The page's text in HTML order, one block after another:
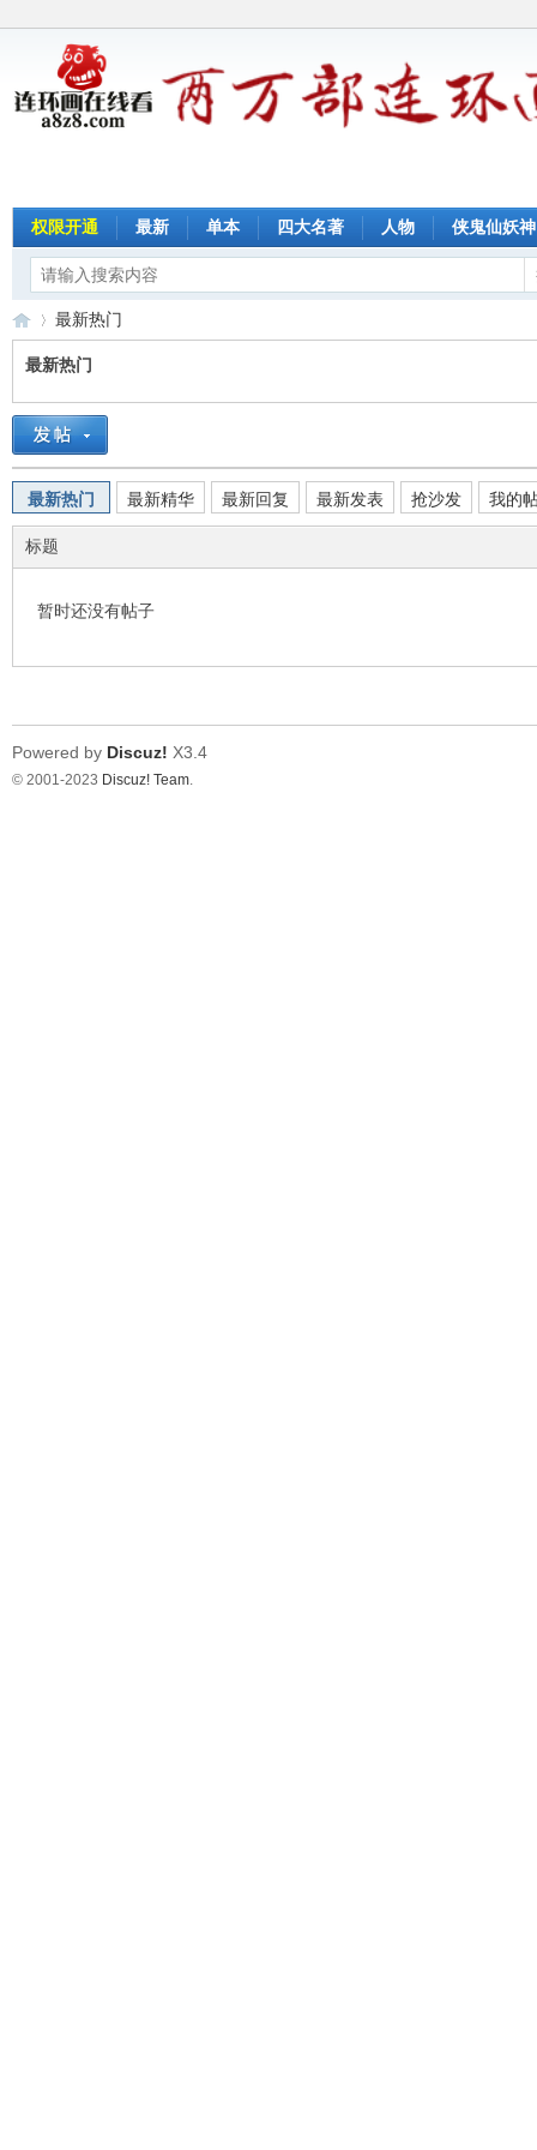
权限开通 最新 单本 四大名著 人物 侠鬼仙妖神
连
环
›
最新热门
最新热门
最新热门 最新精华 最新回复 最新发表 抢沙发 我的
标题
暂时还没有帖子
Powered by Discuz! X3.4
© 2001-2023 Discuz! Team.